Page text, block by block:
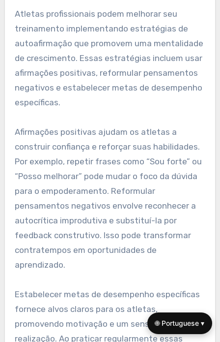
Atletas profissionais podem melhorar seu
treinamento implementando estratégias de
autoafirmação que promovem uma mentalidade
de crescimento. Essas estratégias incluem usar
afirmações positivas, reformular pensamentos
negativos e estabelecer metas de desempenho
específicas.
Afirmações positivas ajudam os atletas a
construir confiança e reforçar suas habilidades.
Por exemplo, repetir frases como “Sou forte” ou
“Posso melhorar” pode mudar o foco da dúvida
para o empoderamento. Reformular
pensamentos negativos envolve reconhecer a
autocrítica improdutiva e substituí-la por
feedback construtivo. Isso pode transformar
contratempos em oportunidades de
aprendizado.
Estabelecer metas de desempenho específicas
fornece alvos claros para os atletas,
promovendo motivação e um senso de
realização. Ao praticar regularmente essas
🌐 Portuguese ▾